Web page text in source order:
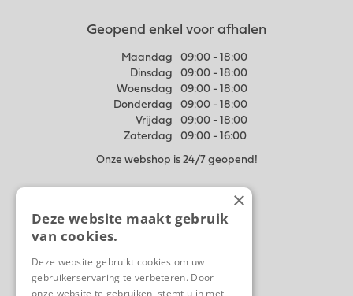
Geopend enkel voor afhalen
Maandag
09:00 - 18:00
Dinsdag
09:00 - 18:00
Woensdag
09:00 - 18:00
Donderdag
09:00 - 18:00
Vrijdag
09:00 - 18:00
Zaterdag
09:00 - 16:00
Onze webshop is 24/7 geopend!
Algemene voorwaarden
Disclaimer
Contact
×
Deze website maakt gebruik
van cookies.
Deze website gebruikt cookies om uw
gebruikerservaring te verbeteren. Door
onze website te gebruiken, stemt u in met